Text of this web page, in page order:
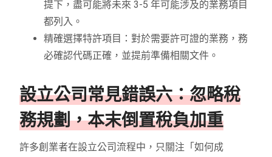
提下，盡可能將未來 3-5 年可能涉及的業務項目
都列入。
精確選擇特許項目：對於需要許可證的業務，務
必確認代碼正確，並提前準備相關文件。
設立公司常見錯誤六：忽略稅
務規劃，本末倒置稅負加重
許多創業者在設立公司流程中，只關注「如何成